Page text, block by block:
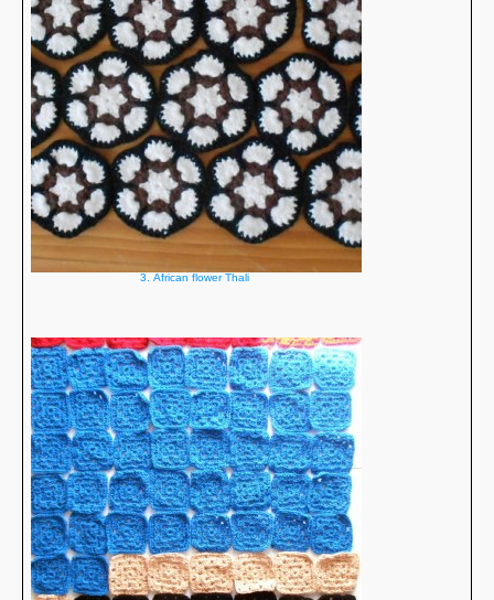
3. African flower Thali